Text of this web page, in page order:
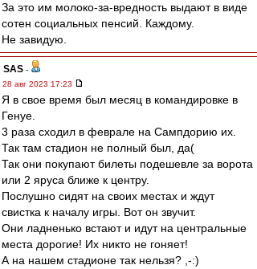
За это им молоко-за-вредность выдают в виде
сотен социальных пенсий. Каждому.
Не завидую.
SAS -
28 авг 2023 17:23
Я в свое время был месяц в командировке в
Генуе.
3 раза сходил в феврале на Сампдорию их.
Так там стадион не полный был, да(
Так они покупают билеты подешевле за ворота
или 2 яруса ближе к центру.
Послушно сидят на своих местах и ждут
свистка к началу игры. Вот он звучит.
Они ладненько встают и идут на центральные
места дорогие! Их никто не гоняет!
А на нашем стадионе так нельзя? ,-:)